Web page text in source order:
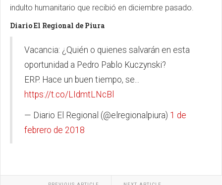
indulto humanitario que recibió en diciembre pasado.
Diario El Regional de Piura
Vacancia: ¿Quién o quienes salvarán en esta
oportunidad a Pedro Pablo Kuczynski?
ERP. Hace un buen tiempo, se...
https://t.co/LIdmtLNcBl
— Diario El Regional (@elregionalpiura) 1 de
febrero de 2018